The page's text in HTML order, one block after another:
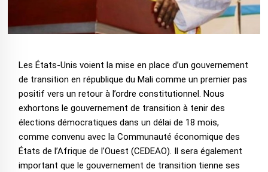
Les États-Unis voient la mise en place d’un gouvernement
de transition en république du Mali comme un premier pas
positif vers un retour à l’ordre constitutionnel. Nous
exhortons le gouvernement de transition à tenir des
élections démocratiques dans un délai de 18 mois,
comme convenu avec la Communauté économique des
États de l’Afrique de l’Ouest (CEDEAO). Il sera également
important que le gouvernement de transition tienne ses